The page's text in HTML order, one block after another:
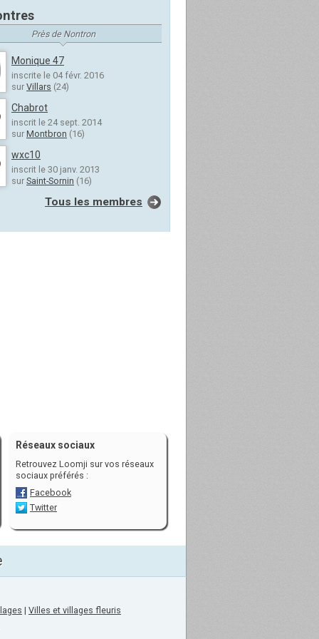
Près de Nontron
Monique 47
inscrite le 04 févr. 2016
sur Villars (24)
Chabrot
inscrit le 24 sept. 2014
sur Montbron (16)
wxc10
inscrit le 30 janv. 2013
sur Saint-Sornin (16)
Tous les membres
Réseaux sociaux
Retrouvez Loomji sur vos réseaux
sociaux préférés :
Facebook
Twitter
| Villes et villages fleuris